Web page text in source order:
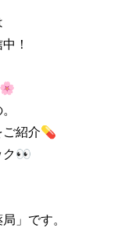
！
ご紹介💊
ク👀
」です。